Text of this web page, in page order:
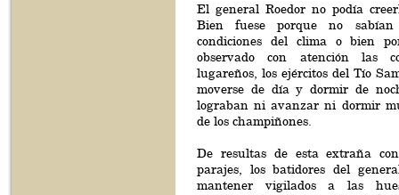
El general Roedor no podía
Bien fuese porque no
condiciones del clima o bien
observado con atención las
lugareños, los ejércitos del Tío
moverse de día y dormir de
lograban ni avanzar ni dormir
de los champiñones.
De resultas de esta extraña
parajes, los batidores del
mantener vigilados a las